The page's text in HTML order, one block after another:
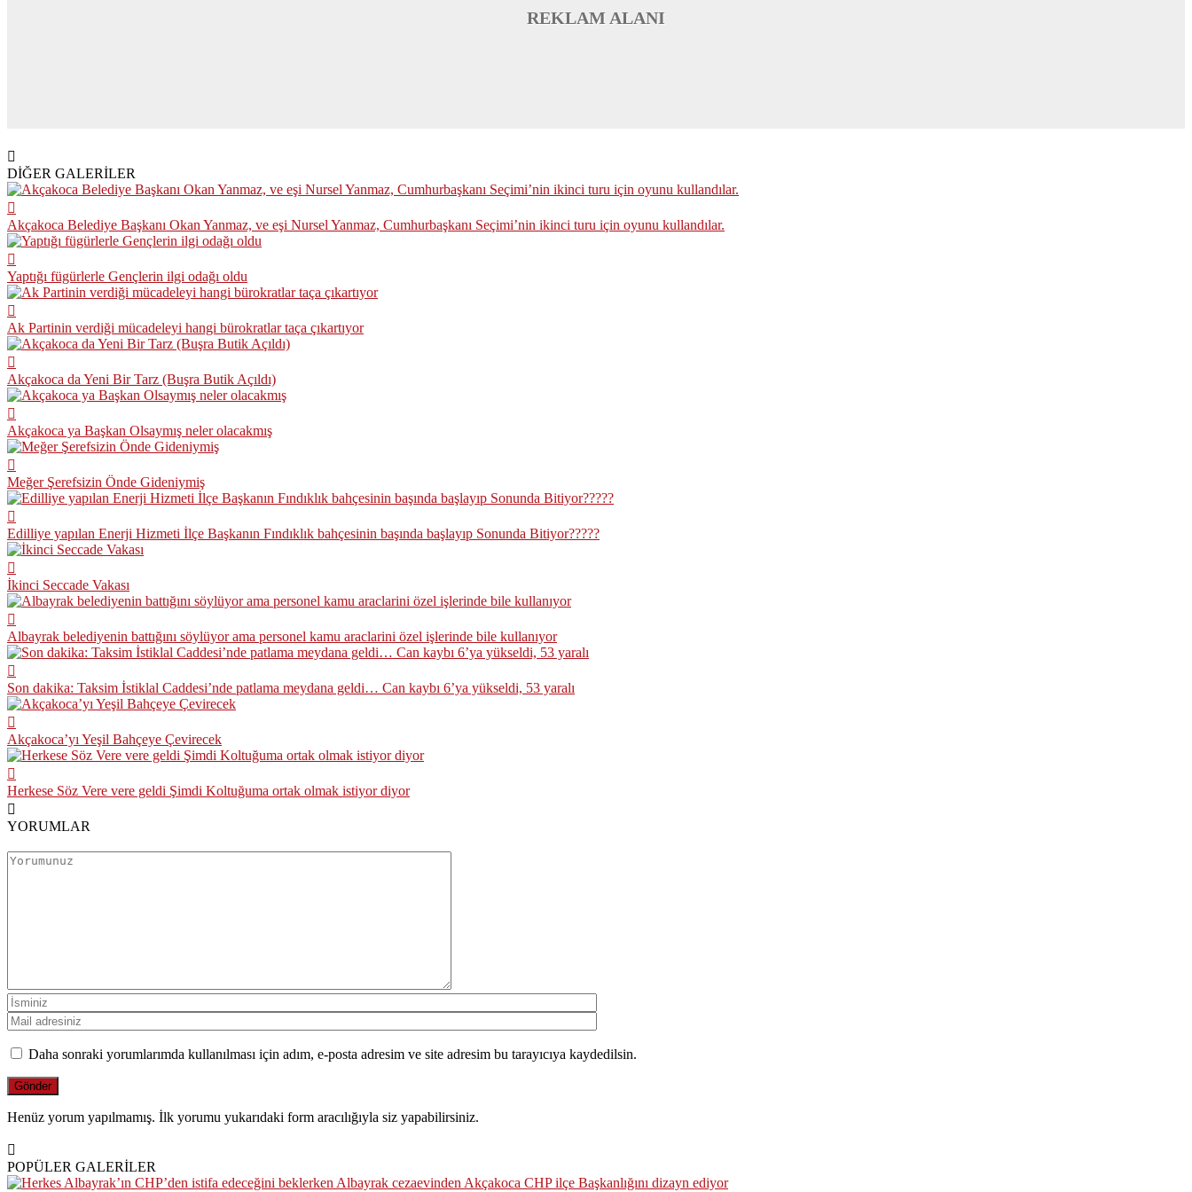
REKLAM ALANI
DİĞER GALERİLER
Akçakoca Belediye Başkanı Okan Yanmaz, ve eşi Nursel Yanmaz, Cumhurbaşkanı Seçimi’nin ikinci turu için oyunu kullandılar.
Yaptığı fügürlerle Gençlerin ilgi odağı oldu
Ak Partinin verdiği mücadeleyi hangi bürokratlar taça çıkartıyor
Akçakoca da Yeni Bir Tarz (Buşra Butik Açıldı)
Akçakoca ya Başkan Olsaymış neler olacakmış
Meğer Şerefsizin Önde Gideniymiş
Edilliye yapılan Enerji Hizmeti İlçe Başkanın Fındıklık bahçesinin başında başlayıp Sonunda Bitiyor?????
İkinci Seccade Vakası
Albayrak belediyenin battığını söylüyor ama personel kamu araclarini özel işlerinde bile kullanıyor
Son dakika: Taksim İstiklal Caddesi’nde patlama meydana geldi… Can kaybı 6’ya yükseldi, 53 yaralı
Akçakoca’yı Yeşil Bahçeye Çevirecek
Herkese Söz Vere vere geldi Şimdi Koltuğuma ortak olmak istiyor diyor
YORUMLAR
Daha sonraki yorumlarımda kullanılması için adım, e-posta adresim ve site adresim bu tarayıcıya kaydedilsin.
Henüz yorum yapılmamış. İlk yorumu yukarıdaki form aracılığıyla siz yapabilirsiniz.
POPÜLER GALERİLER